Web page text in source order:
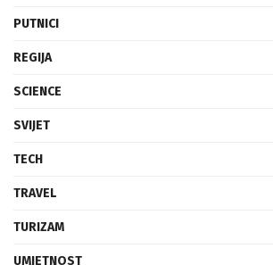
PUTNICI
REGIJA
SCIENCE
SVIJET
TECH
TRAVEL
TURIZAM
UMJETNOST